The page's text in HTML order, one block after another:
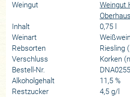
Weingut
Weingut
Inhalt
0,75 l
Weinart
Rebsorten
Riesling
Verschluss
Korken
Bestell-Nr.
Alkoholgehalt
11,5 %
Restzucker
4,5 g/l